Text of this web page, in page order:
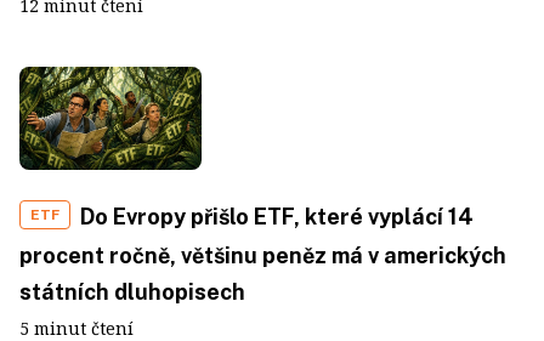
12 minut čtení
ETF
Do Evropy přišlo ETF, které vyplácí 14
procent ročně, většinu peněz má v amerických
státních dluhopisech
5 minut čtení